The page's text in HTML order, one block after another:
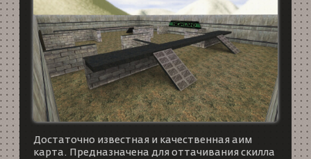
Достаточно известная и качественная аим
карта. Предназначена для оттачивания скилла